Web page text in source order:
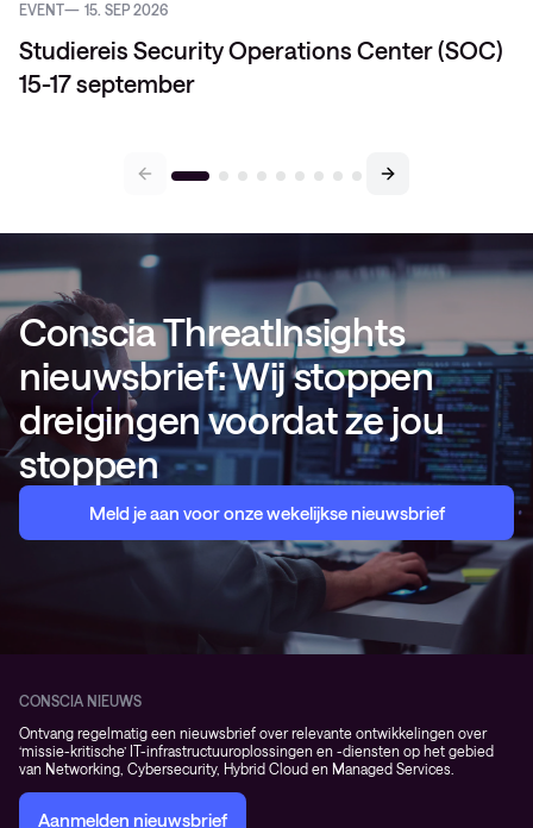
EVENT 15. SEP 2026
Studiereis Security Operations Center (SOC)
15-17 september
Conscia ThreatInsights
nieuwsbrief: Wij stoppen
dreigingen voordat ze jou
stoppen
Meld je aan voor onze wekelijkse nieuwsbrief
CONSCIA NIEUWS
Ontvang regelmatig een nieuwsbrief over relevante ontwikkelingen over
‘missie-kritische’ IT-infrastructuuroplossingen en -diensten op het gebied
van Networking, Cybersecurity, Hybrid Cloud en Managed Services.
Aanmelden nieuwsbrief